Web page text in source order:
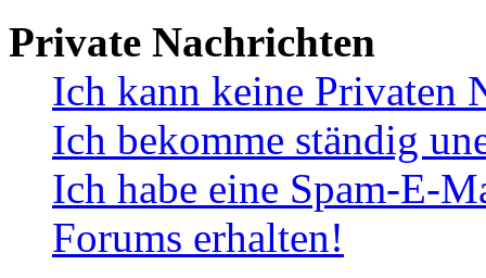
Private Nachrichten
Ich kann keine Privaten
Ich bekomme ständig
Ich habe eine Spam-E-
Forums erhalten!